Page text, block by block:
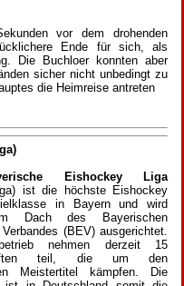
vor dem drohenden
Ende für sich, als
Die Buchloer konnten aber
sicher nicht unbedingt zu
die Heimreise antreten
Eishockey Liga
ist die höchste Eishockey
in Bayern und wird
Dach des Bayerischen
(BEV) ausgerichtet.
nehmen derzeit 15
teil, die um den
Meistertitel kämpfen. Die